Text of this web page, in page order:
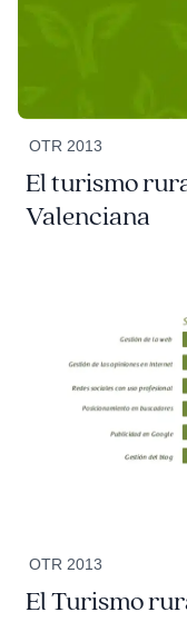
OTR 2013
El turismo
Valenciana
OTR 2013
El Turismo